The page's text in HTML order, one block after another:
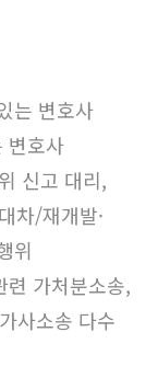
는 변호사
변호사
신고 대리,
차/재개발·
위
련 가처분소송,
사소송 다수